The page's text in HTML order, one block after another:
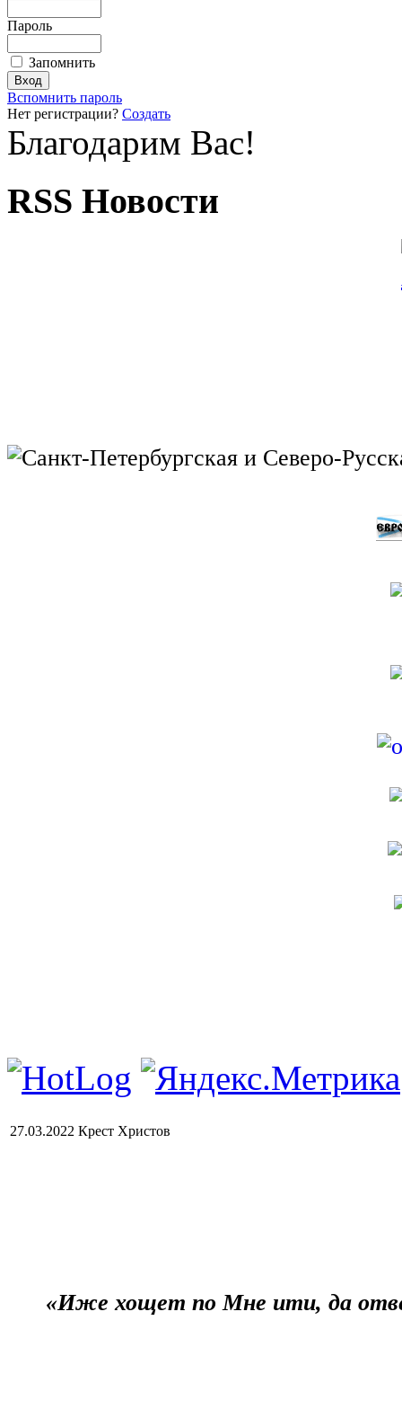
Пароль
Запомнить
Вспомнить пароль
Нет регистрации? Создать
Благодарим Вас!
RSS Новости
27.03.2022 Крест Христов
«Иже хощет по Мне ити, да